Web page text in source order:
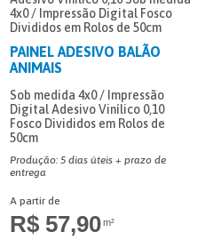
PAINEL ADESIVO BALÃO
ANIMAIS
Sob medida 4x0 / Impressão
DigitalAdesivo Vinílico 0,10
Fosco Divididos em Rolos de
50cm
Produção: 5 dias úteis + prazo de
entrega
A partir de
R$ 57,90m²